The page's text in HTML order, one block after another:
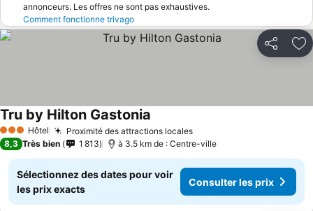
annonceurs. Les offres ne sont pas exhaustives.
Comment fonctionne trivago
Partager
3 ÉtoilesHôtel Proximité des attractions locales
Tru by Hilton Gastonia
8,3 Très bien 1 813 à 3.5 km de : Centre-ville
Sélectionnez des dates pour voir
les prix exacts
Consulter les prix